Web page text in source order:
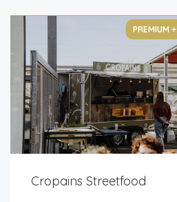
PREMIUM +
Cropains Streetfood